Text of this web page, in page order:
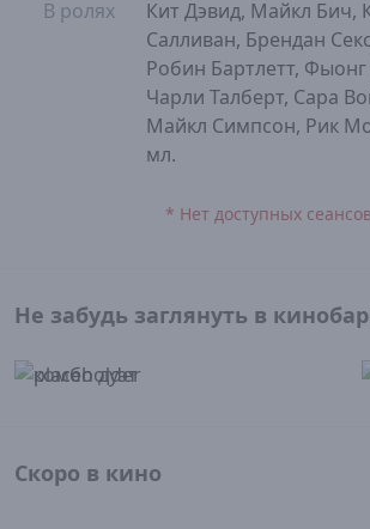
В ролях
Кит Дэвид, Майкл Бич,
Салливан, Брендан
Робин Бартлетт, Фыонг
Чарли Талберт, Сара
Майкл Симпсон, Рик
мл.
* Нет доступных
Не забудь заглянуть в
Скоро в кино